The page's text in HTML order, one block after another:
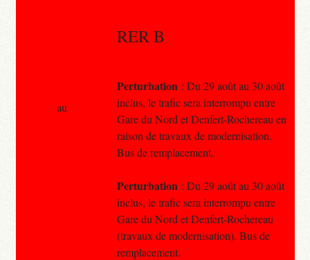
RER B
Perturbation : Du 29 août au 30 août
inclus, le trafic sera interrompu entre
Gare du Nord et Denfert-Rochereau en
raison de travaux de modernisation.
Bus de remplacement.
Perturbation : Du 29 août au 30 août
inclus, le trafic sera interrompu entre
Gare du Nord et Denfert-Rochereau
(travaux de modernisation). Bus de
remplacement.
au